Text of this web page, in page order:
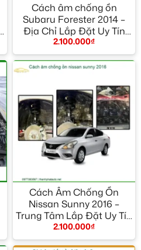
Cách âm chống ồn
Subaru Forester 2014 –
Địa Chỉ Lắp Đặt Uy Tín
TPHCM
2.100.000₫
Cách Âm Chống Ồn
Nissan Sunny 2016 –
Trung Tâm Lắp Đặt Uy Tín
TPHCM
2.100.000₫